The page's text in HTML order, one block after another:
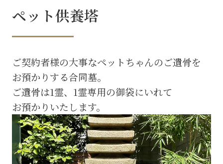
ペット供養塔
ご契約者様の大事なペットちゃんのご遺骨を
お預かりする合同墓。
ご遺骨は1霊、1霊専用の御袋にいれて
お預かりいたします。